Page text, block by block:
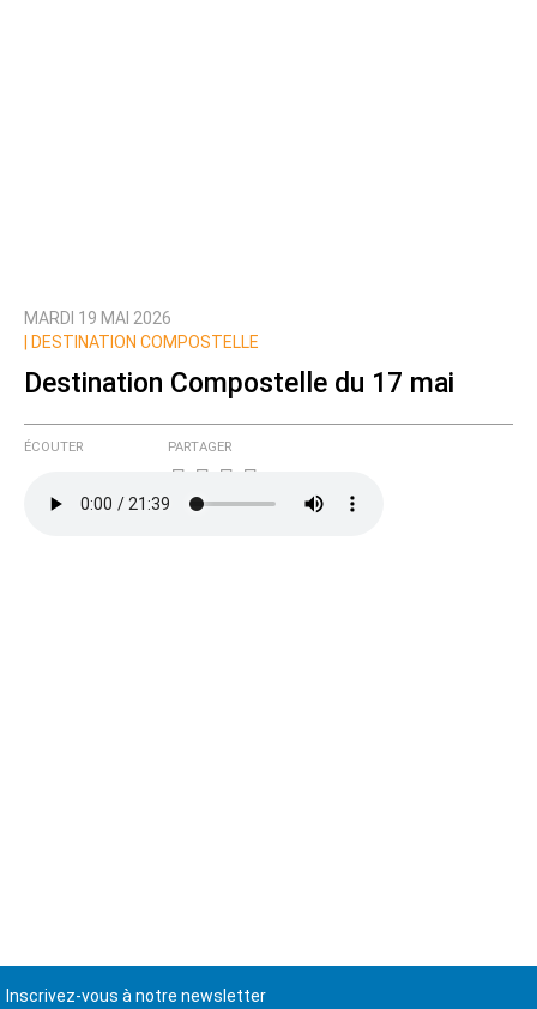
MARDI 19 MAI 2026
DESTINATION COMPOSTELLE
Destination Compostelle du 17 mai
ÉCOUTER PARTAGER
Inscrivez-vous à notre newsletter